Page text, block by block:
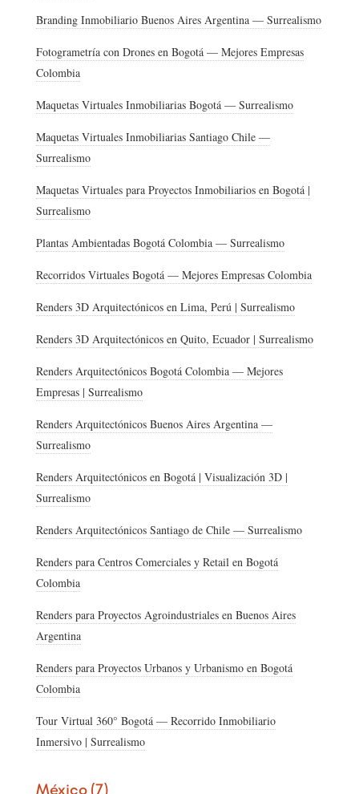
Branding Inmobiliario Buenos Aires Argentina — Surrealismo
Fotogrametría con Drones en Bogotá — Mejores Empresas
Colombia
Maquetas Virtuales Inmobiliarias Bogotá — Surrealismo
Maquetas Virtuales Inmobiliarias Santiago Chile —
Surrealismo
Maquetas Virtuales para Proyectos Inmobiliarios en Bogotá |
Surrealismo
Plantas Ambientadas Bogotá Colombia — Surrealismo
Recorridos Virtuales Bogotá — Mejores Empresas Colombia
Renders 3D Arquitectónicos en Lima, Perú | Surrealismo
Renders 3D Arquitectónicos en Quito, Ecuador | Surrealismo
Renders Arquitectónicos Bogotá Colombia — Mejores
Empresas | Surrealismo
Renders Arquitectónicos Buenos Aires Argentina —
Surrealismo
Renders Arquitectónicos en Bogotá | Visualización 3D |
Surrealismo
Renders Arquitectónicos Santiago de Chile — Surrealismo
Renders para Centros Comerciales y Retail en Bogotá
Colombia
Renders para Proyectos Agroindustriales en Buenos Aires
Argentina
Renders para Proyectos Urbanos y Urbanismo en Bogotá
Colombia
Tour Virtual 360° Bogotá — Recorrido Inmobiliario
Inmersivo | Surrealismo
México (7)